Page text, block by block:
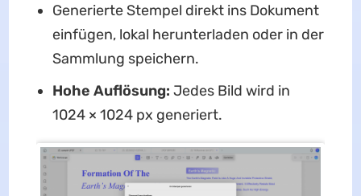
Generierte Stempel direkt ins Dokument
einfügen, lokal herunterladen oder in der
Sammlung speichern.
Hohe Auflösung: Jedes Bild wird in
1024 × 1024 px generiert.